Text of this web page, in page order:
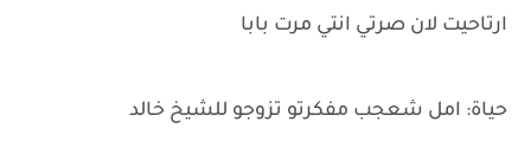
ارتاحيت لان صرتي انتي مرت بابا
حياة: امل شعجب مفكرتو تزوجو للشيخ خالد